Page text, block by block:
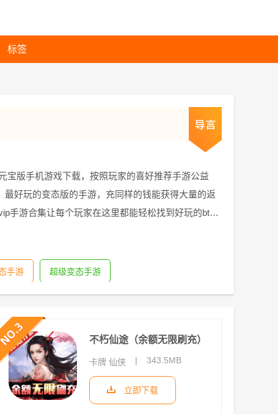
标签
宝版手机游戏下载，按照玩家的喜好推荐手游公益
最好玩的变态版的手游，充同样的钱能获得大量的返
手游合集让每个玩家在这里都能轻松找到好玩的bt游
手游 超级变态手游
不朽仙途（余额无限刷充）
卡牌 仙侠 | 343.5MB
立即下载